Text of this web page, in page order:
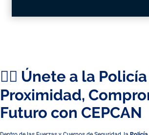
👮‍♂️ Únete a la
Proximidad,
Futuro con CEPCAN